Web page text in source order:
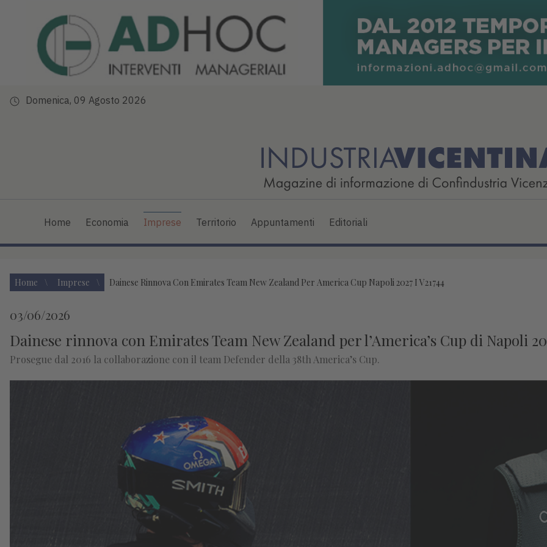
Domenica, 09 Agosto 2026
Home Economia Imprese Territorio Appuntamenti Editoriali
Home Imprese Dainese Rinnova Con Emirates Team New Zealand Per America Cup Napoli 2027 I V21744
03/06/2026
Dainese rinnova con Emirates Team New Zealand per l’America’s Cup di Napoli
Prosegue dal 2016 la collaborazione con il team Defender della 38th America’s Cup.